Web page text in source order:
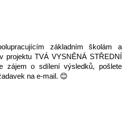
základním školám a
projektu TVÁ VYSNĚNÁ STŘEDNÍ
zájem o sdílení výsledků, pošlete
na e-mail. 😊